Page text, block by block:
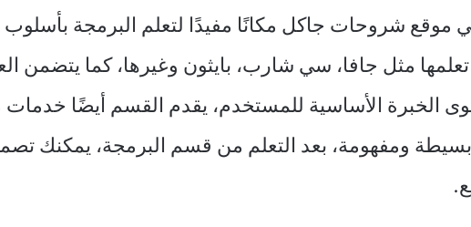
موقع شروحات جاكل مكانًا مفيدًا لتعلم البرمجة
مثل جافا، سي شارب، بايثون وغيرها، كما يتضمن
الخبرة الأساسية للمستخدم، يقدم القسم أيضًا خدمات
ومفهومة، بعد التعلم من قسم البرمجة، يمكنك